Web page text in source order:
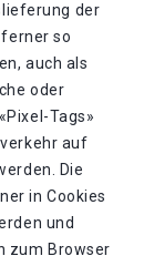
der
so
auch als
oder
Tags»
auf
Die
in Cookies
und
zum Browser